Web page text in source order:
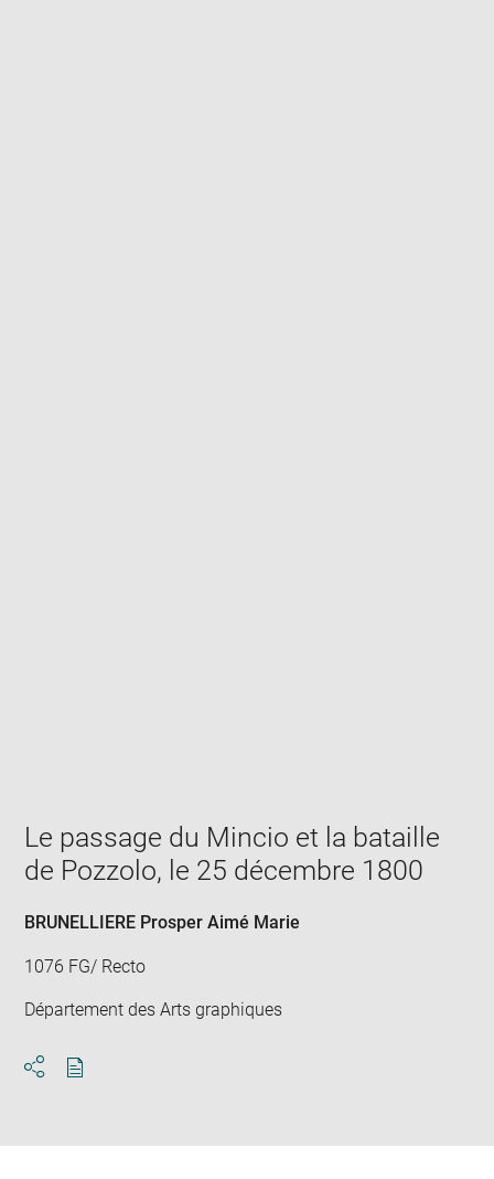
window
Le passage du Mincio et la bataille
de Pozzolo, le 25 décembre 1800
BRUNELLIERE Prosper Aimé Marie
1076 FG/ Recto
Département des Arts graphiques